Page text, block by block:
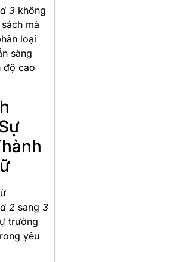
3 không
mà
loại
sàng
độ cao
2 sang 3
trưởng
yêu